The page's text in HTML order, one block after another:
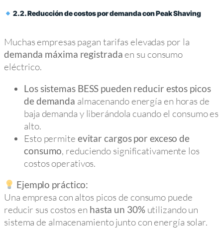
2.2. Reducción de costos por demanda con Peak Shaving
Muchas empresas pagan tarifas elevadas por la
demanda máxima registrada en su consumo
eléctrico.
Los sistemas BESS pueden reducir estos picos
de demanda almacenando energía en horas de
baja demanda y liberándola cuando el consumo es
alto.
Esto permite evitar cargos por exceso de
consumo, reduciendo significativamente los
costos operativos.
Ejemplo práctico:
Una empresa con altos picos de consumo puede
reducir sus costos en hasta un 30%utilizando un
sistema de almacenamiento junto con energía solar.